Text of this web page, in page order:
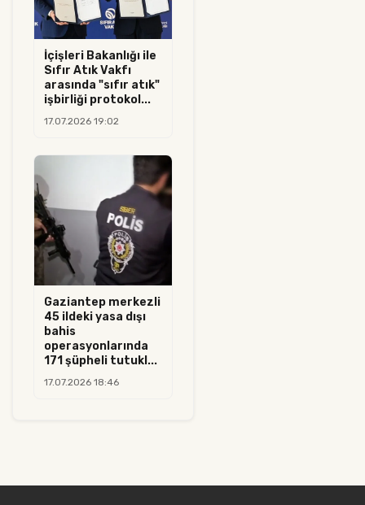
İçişleri Bakanlığı ile
Sıfır Atık Vakfı
arasında "sıfır atık"
işbirliği protokol...
17.07.2026 19:02
Gaziantep merkezli
45 ildeki yasa dışı
bahis
operasyonlarında
171 şüpheli tutukl...
17.07.2026 18:46